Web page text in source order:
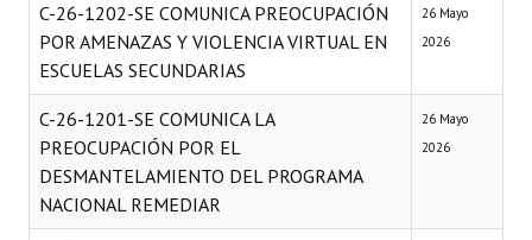
Mujeres que Dejaron Huellas - Registro
Periodistas Decanos - Registro
Ciudadano Ilustre - Registro
Banca del Vecino - Registro
Huéspedes de Honor - Registro
C-26-1202-SE COMUNICA PREOCUPACIÓN
POR AMENAZAS Y VIOLENCIA VIRTUAL EN
ESCUELAS SECUNDARIAS
26 Mayo
2026
C-26-1201-SE COMUNICA LA
PREOCUPACIÓN POR EL
DESMANTELAMIENTO DEL PROGRAMA
NACIONAL REMEDIAR
26 Mayo
2026